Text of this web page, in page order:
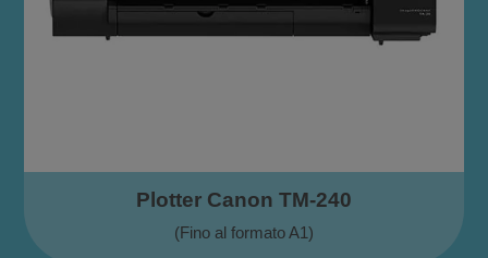
Plotter Canon TM-240
(Fino al formato A1)